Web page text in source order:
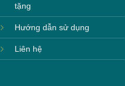
tặng
Hướng dẫn sử dụng
Liên hệ